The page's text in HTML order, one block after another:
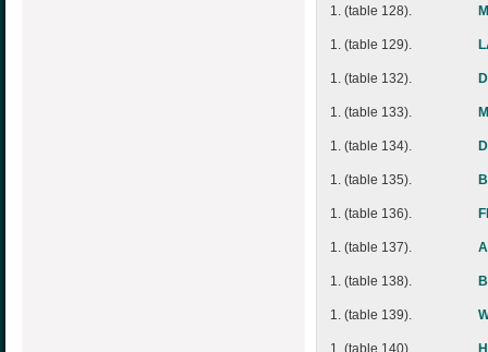
1. (table 128).
1. (table 129).
1. (table 132).
1. (table 133).
1. (table 134).
1. (table 135).
1. (table 136).
1. (table 137).
1. (table 138).
1. (table 139).